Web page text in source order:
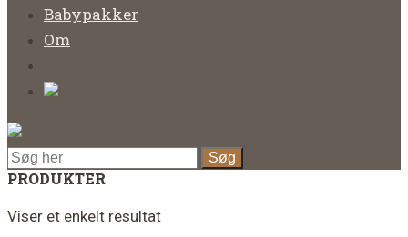
Babypakker
Om
PRODUKTER
Viser et enkelt resultat